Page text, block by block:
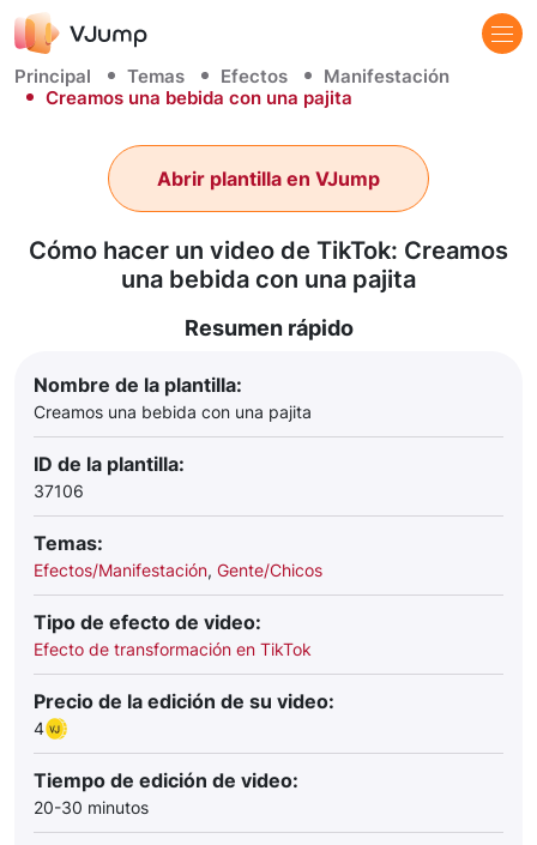
Principal Temas Efectos
Manifestación
Creamos una bebida con una pajita
Cómo hacer un video de TikTok: Creamos
una bebida con una pajita
Abrir plantilla en VJump
Resumen rápido
Nombre de la plantilla:
Creamos una bebida con una pajita
ID de la plantilla:
37106
Temas:
Efectos/Manifestación, Gente/Chicos
Tipo de efecto de video:
Efecto de transformación en TikTok
Precio de la edición de su video:
4
Tiempo de edición de video:
20-30 minutos